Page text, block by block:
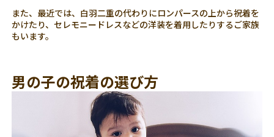
また、最近では、白羽二重の代わりにロンパースの上から祝着を
かけたり、セレモニードレスなどの洋装を着用したりするご家族
もいます。
男の子の祝着の選び方